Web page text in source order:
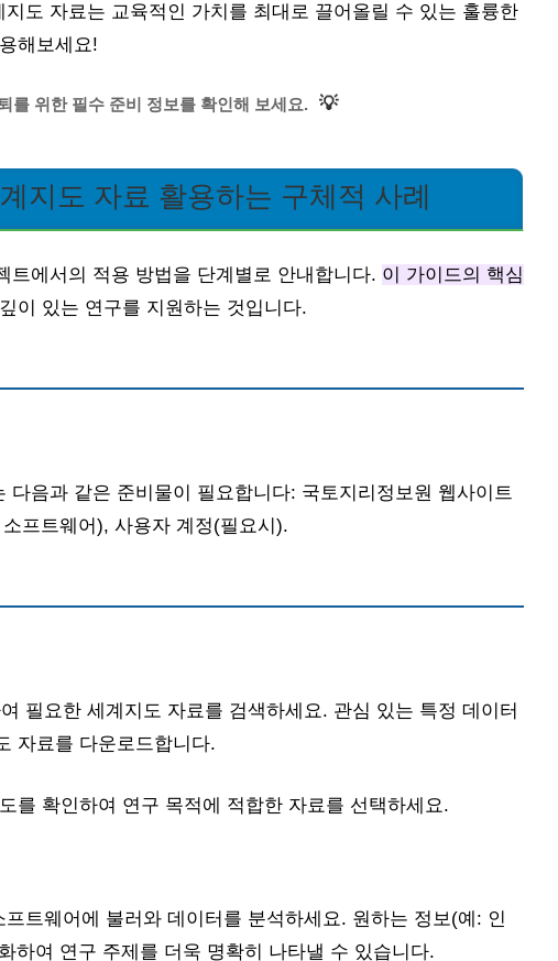
도 자료는 교육적인 가치를 최대로 끌어올릴 수 있는 훌륭한
해보세요!
를 위한 필수 준비 정보를 확인해 보세요. 💡
지도 자료 활용하는 구체적 사례
트에서의 적용 방법을 단계별로 안내합니다. 이 가이드의 핵심
이 있는 연구를 지원하는 것입니다.
다음과 같은 준비물이 필요합니다: 국토지리정보원 웹사이트
프트웨어), 사용자 계정(필요시).
필요한 세계지도 자료를 검색하세요. 관심 있는 특정 데이터
자료를 다운로드합니다.
를 확인하여 연구 목적에 적합한 자료를 선택하세요.
트웨어에 불러와 데이터를 분석하세요. 원하는 정보(예: 인
하여 연구 주제를 더욱 명확히 나타낼 수 있습니다.